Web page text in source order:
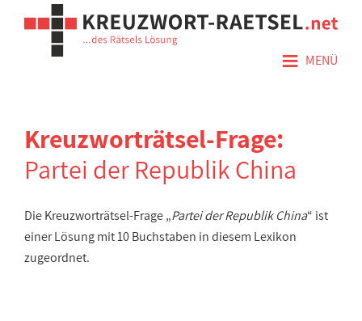
≡ MENÜ
Kreuzworträtsel-Frage:
Partei der Republik China
Die Kreuzworträtsel-Frage „Partei der Republik China“ ist
einer Lösung mit 10 Buchstaben in diesem Lexikon
zugeordnet.